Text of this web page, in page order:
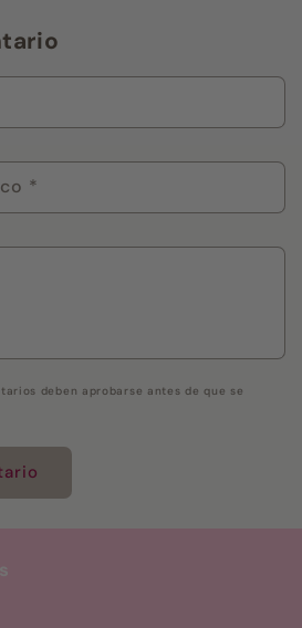
*
deben aprobarse antes de que se